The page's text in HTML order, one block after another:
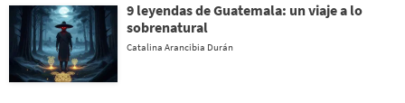
9 leyendas de Guatemala: un viaje a lo
sobrenatural
Catalina Arancibia Durán